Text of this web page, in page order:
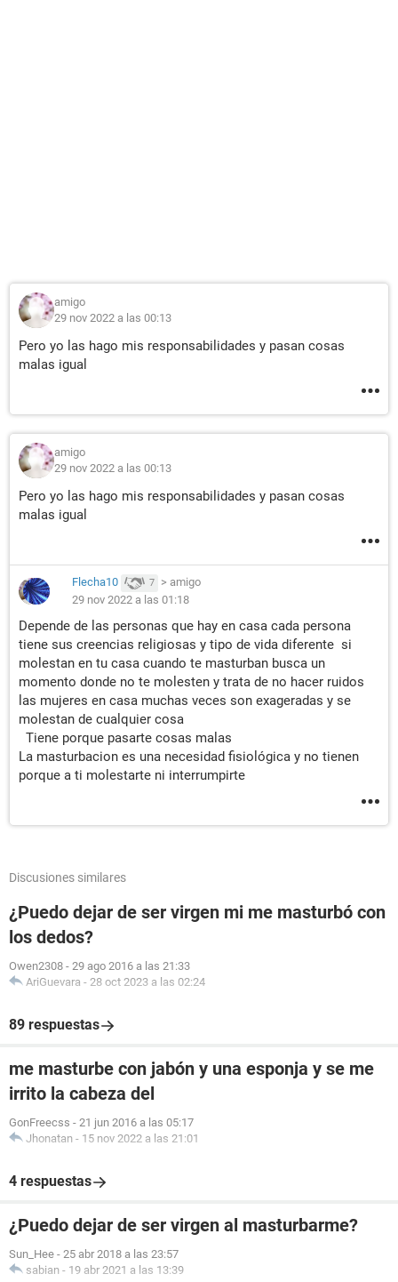
amigo
29 nov 2022 a las 00:13
Pero yo las hago mis responsabilidades y pasan cosas
malas igual
amigo
29 nov 2022 a las 00:13
Pero yo las hago mis responsabilidades y pasan cosas
malas igual
Flecha10 7 > amigo
29 nov 2022 a las 01:18
Depende de las personas que hay en casa cada persona
tiene sus creencias religiosas y tipo de vida diferente si
molestan en tu casa cuando te masturban busca un
momento donde no te molesten y trata de no hacer ruidos
las mujeres en casa muchas veces son exageradas y se
molestan de cualquier cosa
Tiene porque pasarte cosas malas
La masturbacion es una necesidad fisiológica y no tienen
porque a ti molestarte ni interrumpirte
Discusiones similares
¿Puedo dejar de ser virgen mi me masturbó con
los dedos?
Owen2308 - 29 ago 2016 a las 21:33
AriGuevara - 28 oct 2023 a las 02:24
89 respuestas
me masturbe con jabón y una esponja y se me
irrito la cabeza del
GonFreecss - 21 jun 2016 a las 05:17
Jhonatan - 15 nov 2022 a las 21:01
4 respuestas
¿Puedo dejar de ser virgen al masturbarme?
Sun_Hee - 25 abr 2018 a las 23:57
sabian - 19 abr 2021 a las 13:39